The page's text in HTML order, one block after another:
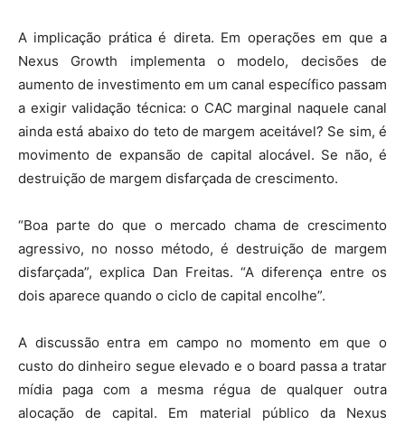
A implicação prática é direta. Em operações em que a
Nexus Growth implementa o modelo, decisões de
aumento de investimento em um canal específico passam
a exigir validação técnica: o CAC marginal naquele canal
ainda está abaixo do teto de margem aceitável? Se sim, é
movimento de expansão de capital alocável. Se não, é
destruição de margem disfarçada de crescimento.
“Boa parte do que o mercado chama de crescimento
agressivo, no nosso método, é destruição de margem
disfarçada”, explica Dan Freitas. “A diferença entre os
dois aparece quando o ciclo de capital encolhe”.
A discussão entra em campo no momento em que o
custo do dinheiro segue elevado e o board passa a tratar
mídia paga com a mesma régua de qualquer outra
alocação de capital. Em material público da Nexus